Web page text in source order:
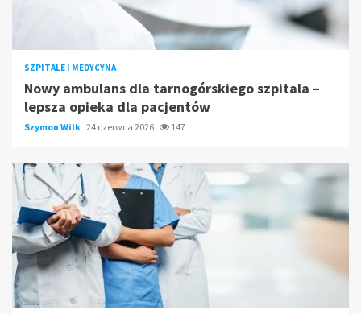
SZPITALE I MEDYCYNA
Nowy ambulans dla tarnogórskiego szpitala –
lepsza opieka dla pacjentów
Szymon Wilk 24 czerwca 2026 147